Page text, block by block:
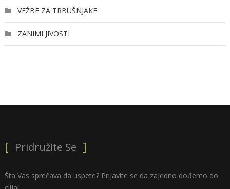
VEŽBE ZA TRBUŠNJAKE
ZANIMLJIVOSTI
Pridružite Se
Šta Vas sprečava da uspete? Prijavite se da zajedno dođemo do